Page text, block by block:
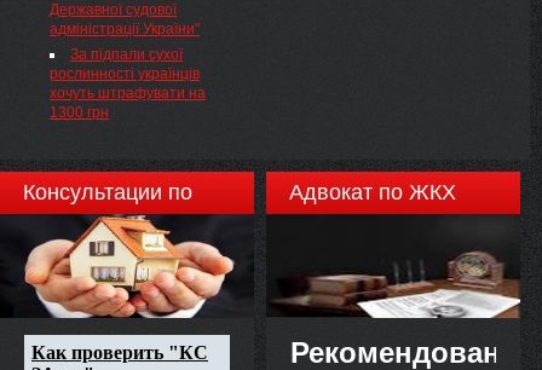
Державної судової
адміністрації України"
За підпали сухої
рослинності українців
хочуть штрафувати на
1300 грн
Консультации по
недвижимости
Адвокат по ЖКХ
Рекомендовано